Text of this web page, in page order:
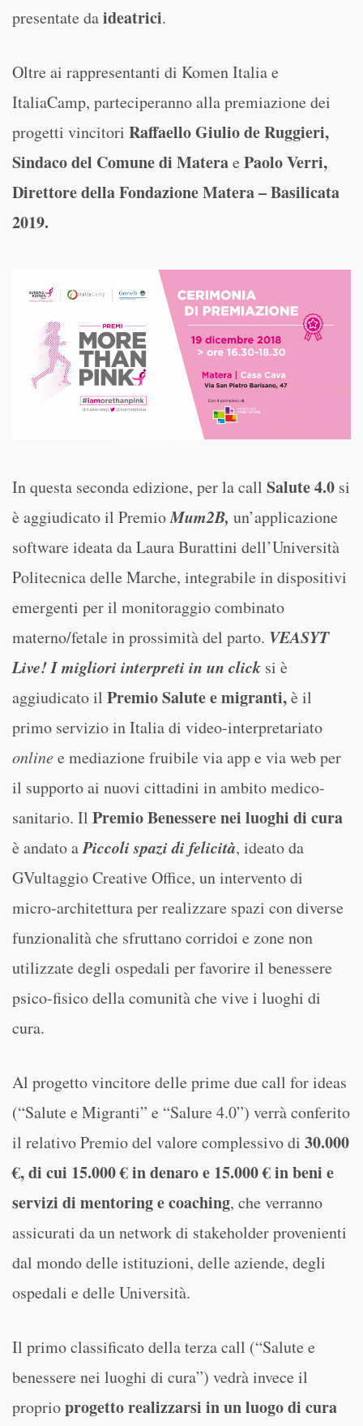
presentate daideatrici.
Oltre ai rappresentanti di Komen Italia e
ItaliaCamp, parteciperanno alla premiazione dei
progetti vincitori Raffaello Giulio de Ruggieri,
Sindaco del Comune di Materae Paolo Verri,
Direttore della Fondazione Matera – Basilicata
2019.
In questa seconda edizione, per la call Salute 4.0 si
è aggiudicato il PremioMum2B, un’applicazione
software ideata da Laura Burattini dell’Università
Politecnica delle Marche, integrabile in dispositivi
emergenti per il monitoraggio combinato
materno/fetale in prossimità del parto. VEASYT
Live! I migliori interpreti in un click si è
aggiudicato il Premio Salute e migranti,è il
primo servizio in Italia di video-interpretariato
onlinee mediazione fruibile via app e via web per
il supporto ai nuovi cittadini in ambito medico-
sanitario. Il Premio Benessere nei luoghi di cura
è andato aPiccoli spazi di felicità, ideato da
GVultaggio Creative Office, un intervento di
micro-architettura per realizzare spazi con diverse
funzionalità che sfruttano corridoi e zone non
utilizzate degli ospedali per favorire il benessere
psico-fisico della comunità che vive i luoghi di
cura.
Al progetto vincitore delle prime due call for ideas
(“Salute e Migranti” e “Salure 4.0”) verrà conferito
il relativo Premio del valore complessivo di 30.000
€, di cui 15.000 € in denaro e 15.000 € in beni e
servizi di mentoring e coaching, che verranno
assicurati da un network di stakeholder provenienti
dal mondo delle istituzioni, delle aziende, degli
ospedali e delle Università.
Il primo classificato della terza call (“Salute e
benessere nei luoghi di cura”) vedrà invece il
proprioprogetto realizzarsi in un luogo di cura